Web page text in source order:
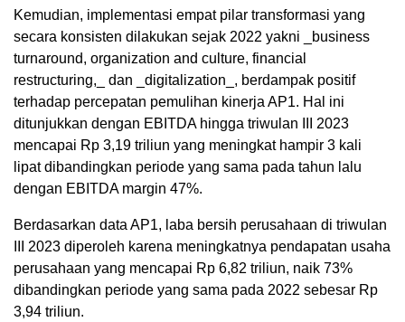
Kemudian, implementasi empat pilar transformasi yang
secara konsisten dilakukan sejak 2022 yakni _business
turnaround, organization and culture, financial
restructuring,_ dan _digitalization_, berdampak positif
terhadap percepatan pemulihan kinerja AP1. Hal ini
ditunjukkan dengan EBITDA hingga triwulan III 2023
mencapai Rp 3,19 triliun yang meningkat hampir 3 kali
lipat dibandingkan periode yang sama pada tahun lalu
dengan EBITDA margin 47%.
Berdasarkan data AP1, laba bersih perusahaan di triwulan
III 2023 diperoleh karena meningkatnya pendapatan usaha
perusahaan yang mencapai Rp 6,82 triliun, naik 73%
dibandingkan periode yang sama pada 2022 sebesar Rp
3,94 triliun.